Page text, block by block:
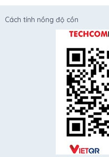
Cách tính nồng độ cồn